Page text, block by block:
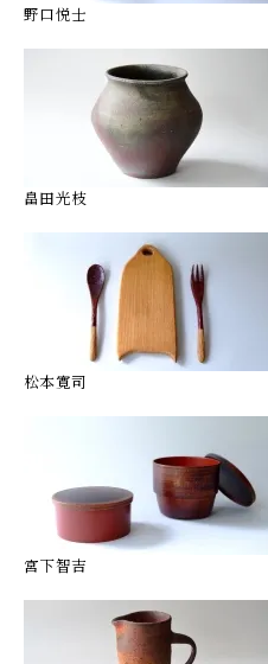
野口悦士
畠田光枝
松本寛司
宮下智吉